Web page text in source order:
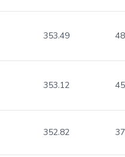
353.49
353.12
352.82